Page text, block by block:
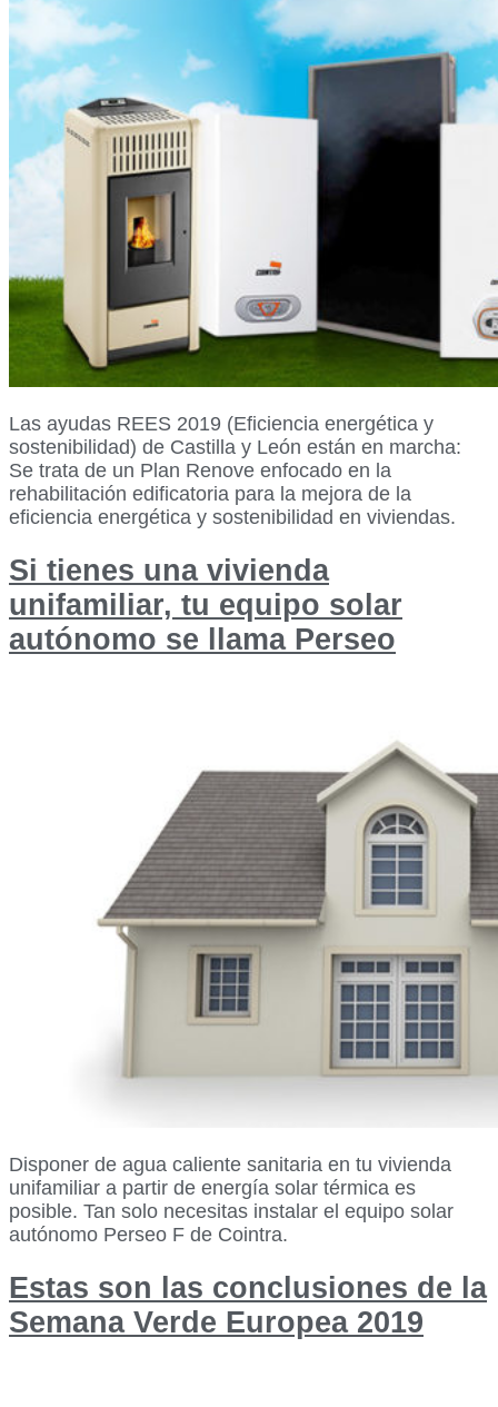
Las ayudas REES 2019 (Eficiencia energética y
sostenibilidad) de Castilla y León están en marcha:
Se trata de un Plan Renove enfocado en la
rehabilitación edificatoria para la mejora de la
eficiencia energética y sostenibilidad en viviendas.
Si tienes una vivienda
unifamiliar, tu equipo solar
autónomo se llama Perseo
Disponer de agua caliente sanitaria en tu vivienda
unifamiliar a partir de energía solar térmica es
posible. Tan solo necesitas instalar el equipo solar
autónomo Perseo F de Cointra.
Estas son las conclusiones de la
Semana Verde Europea 2019